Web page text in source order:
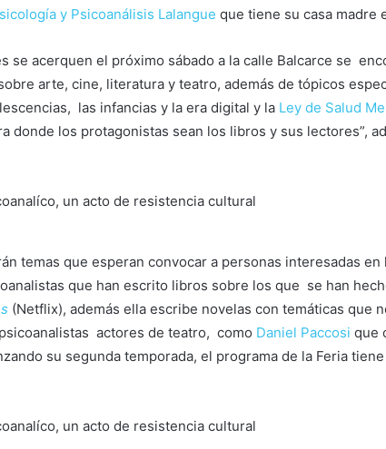
y Psicoanálisis Lalangue que tiene su casa madre
se acerquen el próximo sábado a la calle Balcarce se
arte, cine, literatura y teatro, además de tópicos
las infancias y la era digital y la Ley de Salud
donde los protagonistas sean los libros y sus lectores”,
temas que esperan convocar a personas interesadas en
que han escrito libros sobre los que se han
(Netflix), además ella escribe novelas con temáticas que
actores de teatro, como Daniel Paccosi que
su segunda temporada, el programa de la Feria